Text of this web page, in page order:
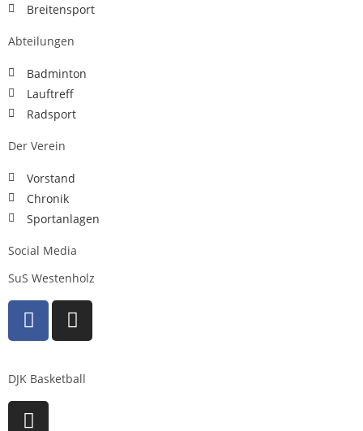
Breitensport
Abteilungen
Badminton
Lauftreff
Radsport
Der Verein
Vorstand
Chronik
Sportanlagen
Social Media
SuS Westenholz
DJK Basketball